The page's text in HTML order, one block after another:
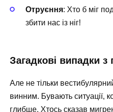
Отруєння: Хто б міг
збити нас із ніг!
Загадкові випадки
Але не тільки
винним. Бувають ситуації,
глибше. Хтось сказав